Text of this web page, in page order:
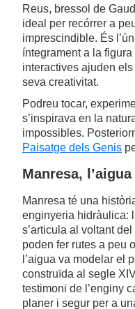
Reus, bressol de
ideal per recórrer a
imprescindible. És
íntegrament a la
interactives ajuden
seva creativitat.
Podreu tocar,
s’inspirava en la
impossibles.
Paisatge dels Genis
Manresa,
Manresa té una
enginyeria hidràulica:
s’articula al voltant
poden fer rutes a peu
l’aigua va modelar el
construïda al segle
testimoni de l’enginy
planer i segur per a